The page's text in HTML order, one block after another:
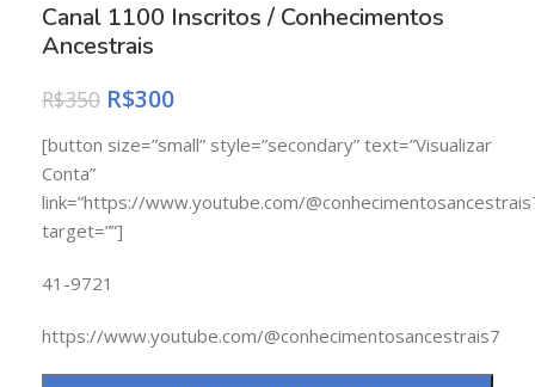
Canal 1100 Inscritos / Conhecimentos
Ancestrais
R$350 R$300
[button size=”small” style=”secondary” text=”Visualizar
Conta”
link=”https://www.youtube.com/
target=””]
41-9721
https://www.youtube.com/@conhecimentosancestrais7